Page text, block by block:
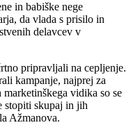
in babiške nege
da vlada s prisilo in
delavcev v
pripravljali na cepljenje.
kampanje, najprej za
vidika so se
stopiti skupaj in jih
Ažmanova.